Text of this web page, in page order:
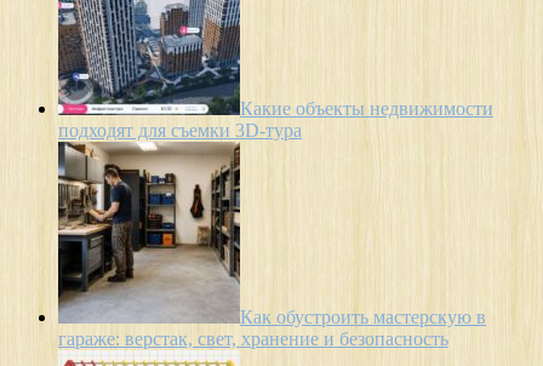
Какие объекты недвижимости
подходят для съемки 3D-тура
Как обустроить мастерскую в
гараже: верстак, свет, хранение и безопасность